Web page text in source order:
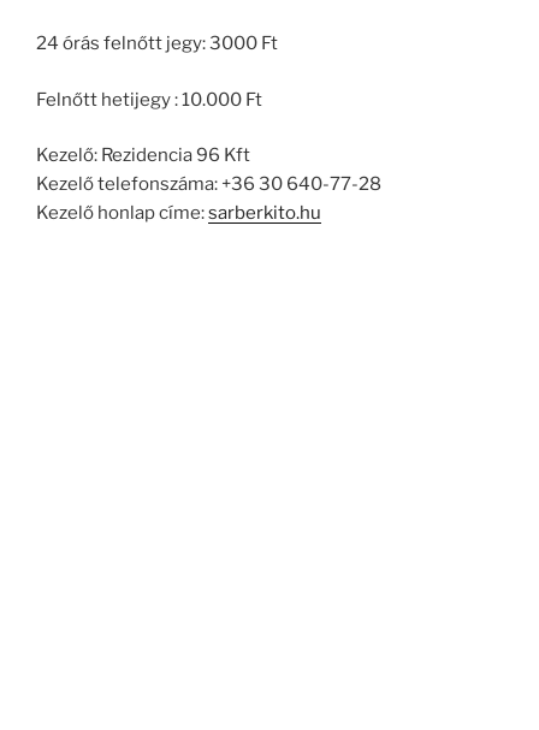
24 órás felnőtt jegy: 3000 Ft
Felnőtt hetijegy : 10.000 Ft
Kezelő: Rezidencia 96 Kft
Kezelő telefonszáma: +36 30 640-77-28
Kezelő honlap címe:sarberkito.hu